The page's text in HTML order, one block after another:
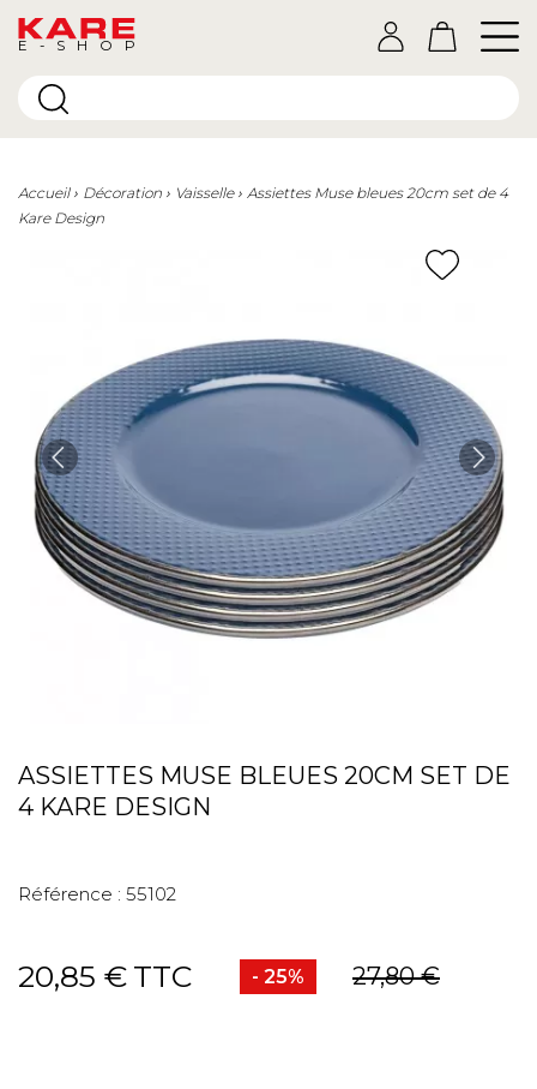
E-SHOP
Accueil Décoration Vaisselle
Assiettes Muse bleues 20cm set de 4
Kare Design
ASSIETTES MUSE BLEUES 20CM SET DE
4 KARE DESIGN
Référence : 55102
20,85 € TTC - 25% 27,80 €